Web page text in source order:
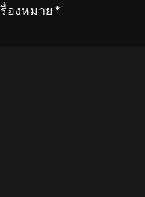
องหมาย *